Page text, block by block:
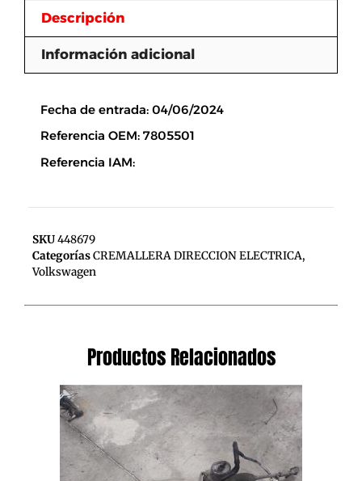
Descripción
Información adicional
Fecha de entrada: 04/06/2024
Referencia OEM: 7805501
Referencia IAM:
SKU448679
CategoríasCREMALLERA DIRECCION ELECTRICA,
Volkswagen
Productos Relacionados